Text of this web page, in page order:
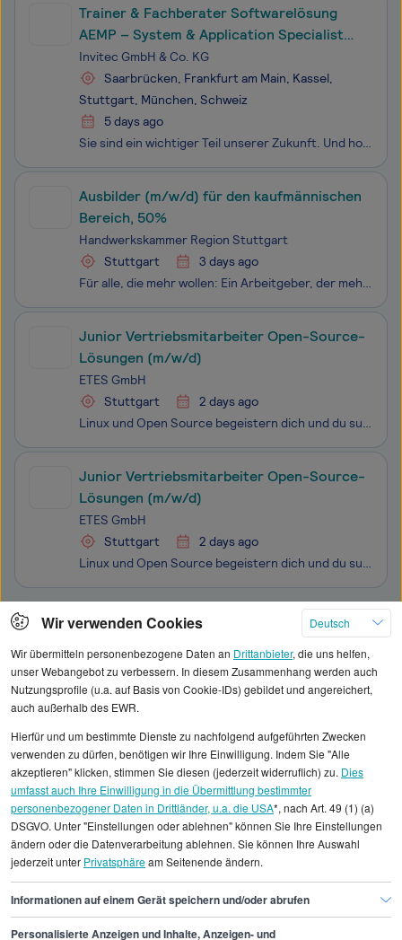
Trainer & Fachberater Softwarelösung
AEMP – System & Application Specialist
(w/m/d)
Invitec GmbH & Co. KG
Saarbrücken, Frankfurt am Main, Kassel,
Stuttgart, München, Schweiz
5 days ago
Sie sind ein wichtiger Teil unserer Zukunft. Und hoffentlich sind wir auch ein Teil von Ihrer! Bei B. Braun schützen und verbessern wir die Gesundheit von Menschen weltweit. Das ist unsere Vision, auch in der IT. Weil Sie Technologien als Möglichkeit begreifen und Lösungen entwickeln, die unser Gesc
Ausbilder (m/w/d) für den kaufmännischen
Bereich, 50%
Handwerkskammer Region Stuttgart
Stuttgart
3 days ago
Für alle, die mehr wollen: Ein Arbeitgeber, der mehr draufhat. Wir fördern nicht nur das Handwerk in der Region Stuttgart, sondern auch Eigeninitiative und Entwicklung bei unseren Beschäftigten. Das Ergebnis: Moderne Dienstleistungsangebote, die unser regionales Handwerk voranbringen. Sie möchten in
Junior Vertriebsmitarbeiter Open-Source-
Lösungen (m/w/d)
ETES GmbH
Stuttgart
2 days ago
Linux und Open Source begeistern dich und du suchst einen Job, bei dem du direkt mit anpackst? Dann passt du sehr gut zu ETES. Bei uns bekommst du die Chance, Kunden im Open-Source-Umfeld zu betreuen und sie auf Ihrem Weg zu mehr digitaler Souveränität aktiv zu begleiten. Wenn du dein Wissen einsetz
Junior Vertriebsmitarbeiter Open-Source-
Lösungen (m/w/d)
ETES GmbH
Stuttgart
2 days ago
Linux und Open Source begeistern dich und du suchst einen Job, bei dem du direkt mit anpackst? Dann passt du sehr gut zu ETES. Bei uns bekommst du die Chance, Kunden im Open-Source-Umfeld zu betreuen und sie auf ihrem Weg zu mehr digitaler Souveränität aktiv zu begleiten. Wenn du dein Wissen einsetz
Klicken Sie hier, um weitere Angebote anzuzeigen
statistischen Erhebungen durch StepStone. Es sind
Durchschnittswerte und die Angaben können nicht
einzelnen Stellenangeboten zugeordnet werden.
Gehaltsinformationen Bildung
Coach
Coach Stuttgart
Wir verwenden Cookies
Deutsch
Wir übermitteln personenbezogene Daten an Drittanbieter, die uns helfen,
unser Webangebot zu verbessern. In diesem Zusammenhang werden auch
Nutzungsprofile (u.a. auf Basis von Cookie-IDs) gebildet und angereichert,
auch außerhalb des EWR.
Hierfür und um bestimmte Dienste zu nachfolgend aufgeführten Zwecken
verwenden zu dürfen, benötigen wir Ihre Einwilligung. Indem Sie "Alle
akzeptieren" klicken, stimmen Sie diesen (jederzeit widerruflich) zu. Dies
umfasst auch Ihre Einwilligung in die Übermittlung bestimmter
personenbezogener Daten in Drittländer, u.a. die USA*, nach Art. 49 (1) (a)
DSGVO. Unter "Einstellungen oder ablehnen" können Sie Ihre Einstellungen
ändern oder die Datenverarbeitung ablehnen. Sie können Ihre Auswahl
jederzeit unter Privatsphäream Seitenende ändern.
Informationen auf einem Gerät speichern und/oder abrufen
Personalisierte Anzeigen und Inhalte, Anzeigen- und